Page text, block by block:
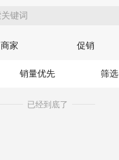
商家 促销
销量优先 筛选
已经到底了